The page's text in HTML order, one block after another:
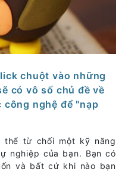
chuột vào những
có vô số chủ đề về
nghệ để "nạp
từ chối một kỹ năng
nghiệp của bạn. Bạn có
và bất cứ khi nào bạn